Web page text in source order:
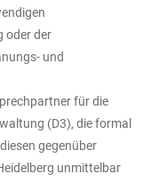
oder der
und
für die
(D3), die formal
gegenüber
unmittelbar